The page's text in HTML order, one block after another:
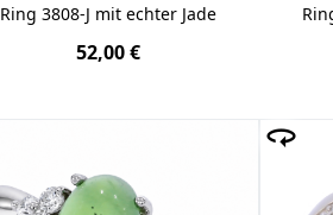
Ring 3808-J mit echter Jade
52,00 €